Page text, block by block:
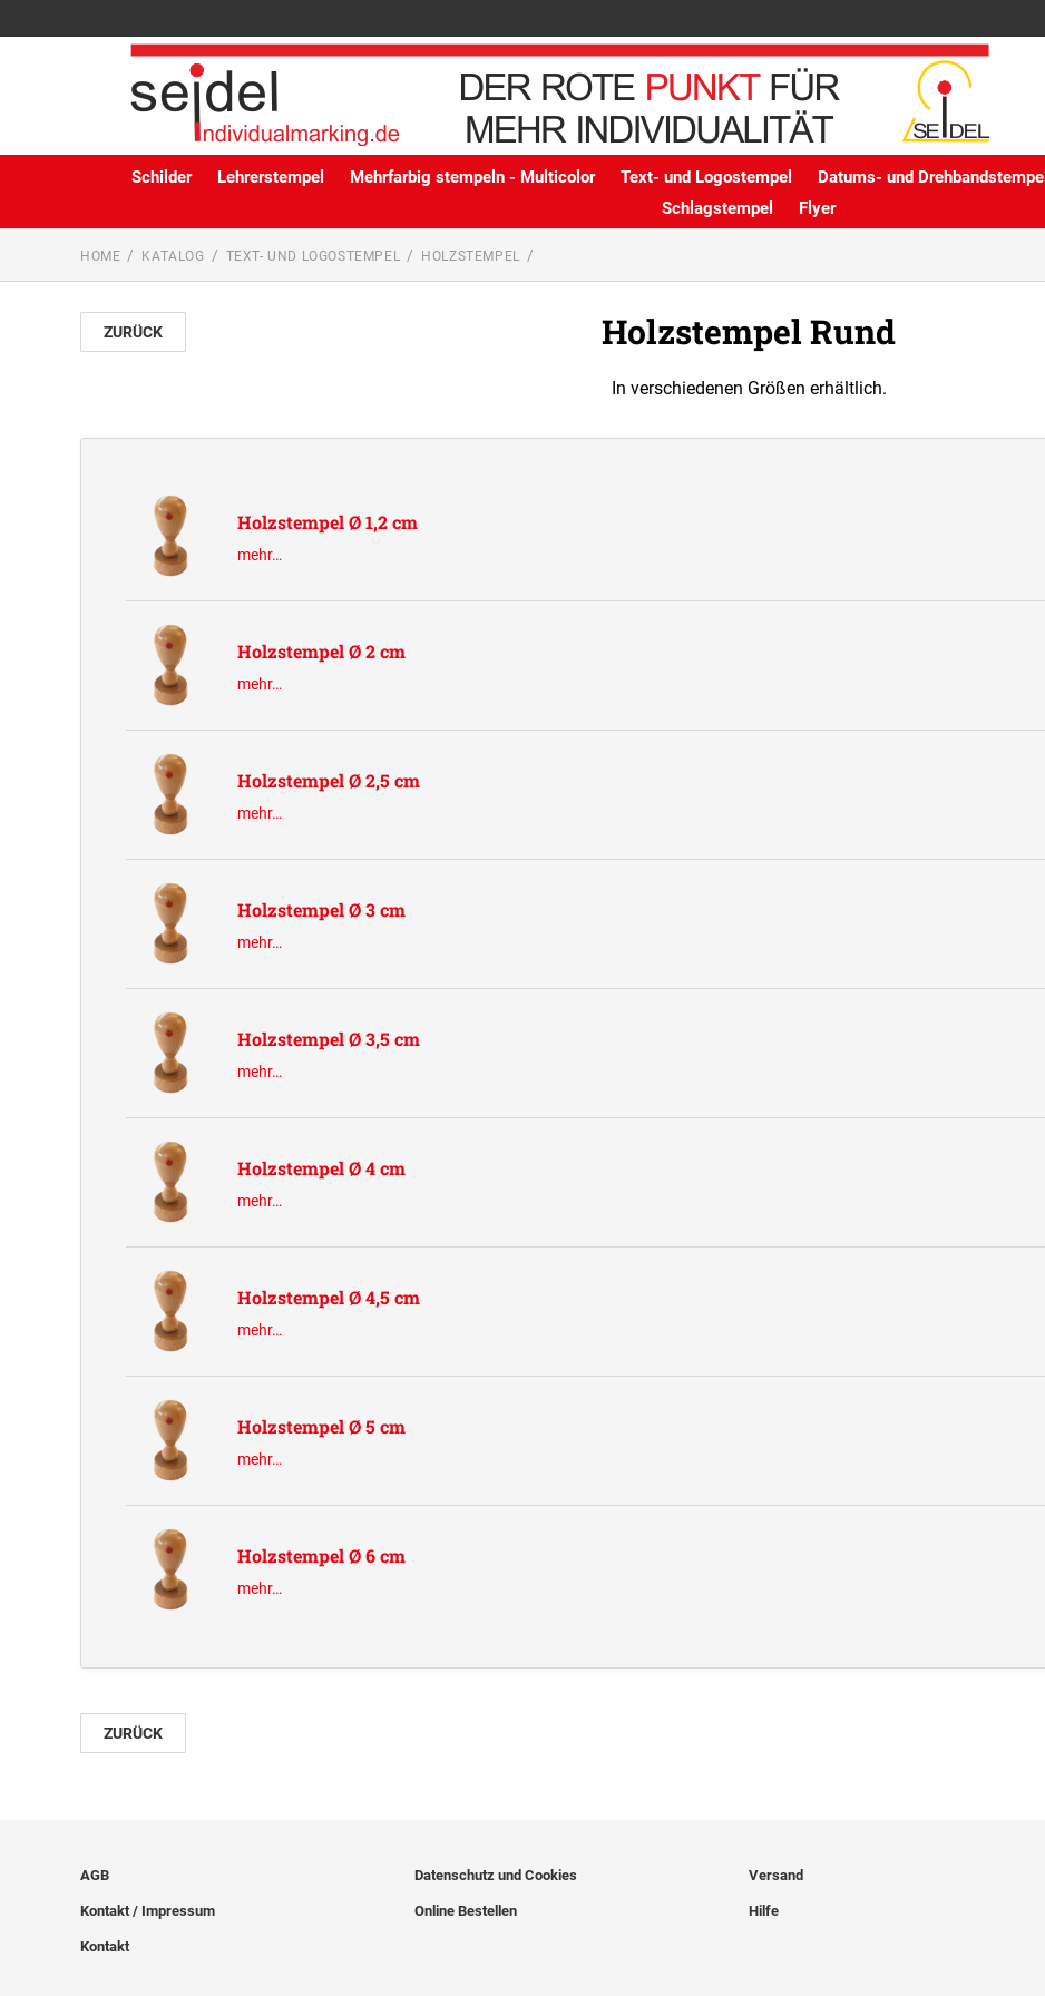
Schilder Lehrerstempel Mehrfarbig stempeln - Multicolor Text- und Logostempel Datums- und Drehbandstempel
Schlagstempel
Flyer
HOME KATALOG TEXT- UND LOGOSTEMPEL HOLZSTEMPEL
ZURÜCK Holzstempel Rund
In verschiedenen Größen erhältlich.
Holzstempel Ø 1,2 cm
mehr…
Holzstempel Ø 2 cm
mehr…
Holzstempel Ø 2,5 cm
mehr…
Holzstempel Ø 3 cm
mehr…
Holzstempel Ø 3,5 cm
mehr…
Holzstempel Ø 4 cm
mehr…
Holzstempel Ø 4,5 cm
mehr…
Holzstempel Ø 5 cm
mehr…
Holzstempel Ø 6 cm
mehr…
ZURÜCK
AGB
Kontakt / Impressum
Kontakt
Datenschutz und Cookies
Online Bestellen
Versand
Hilfe